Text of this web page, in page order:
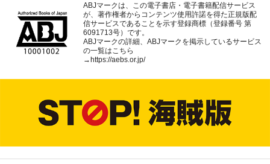
ABJマークは、この電子書店・電子書籍配信サービス
が、著作権者からコンテンツ使用許諾を得た正規版配
信サービスであることを示す登録商標（登録番号 第
6091713号）です。
ABJマークの詳細、ABJマークを掲示しているサービス
の一覧はこちら
→ https://aebs.or.jp/